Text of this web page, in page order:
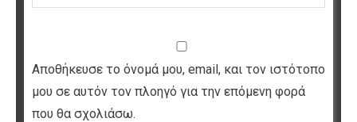
Αποθήκευσε το όνομά μου, email, και τον ιστότοπο
μου σε αυτόν τον πλοηγό για την επόμενη φορά
που θα σχολιάσω.